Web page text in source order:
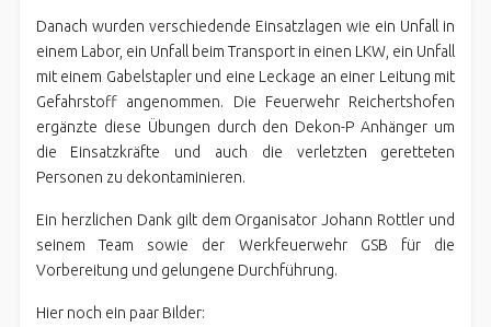
Danach wurden verschiedende Einsatzlagen wie ein Unfall in
einem Labor, ein Unfall beim Transport in einen LKW, ein Unfall
mit einem Gabelstapler und eine Leckage an einer Leitung mit
Gefahrstoff angenommen. Die Feuerwehr Reichertshofen
ergänzte diese Übungen durch den Dekon-P Anhänger um
die Einsatzkräfte und auch die verletzten geretteten
Personen zu dekontaminieren.
Ein herzlichen Dank gilt dem Organisator Johann Rottler und
seinem Team sowie der Werkfeuerwehr GSB für die
Vorbereitung und gelungene Durchführung.
Hier noch ein paar Bilder: